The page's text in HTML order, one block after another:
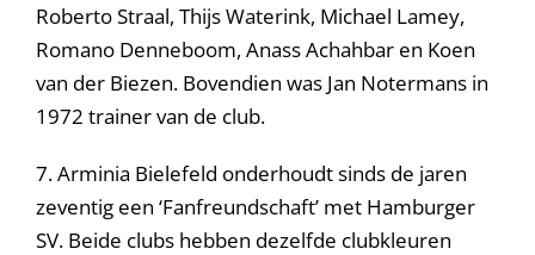
Roberto Straal, Thijs Waterink, Michael Lamey,
Romano Denneboom, Anass Achahbar en Koen
van der Biezen. Bovendien was Jan Notermans in
1972 trainer van de club.
7. Arminia Bielefeld onderhoudt sinds de jaren
zeventig een ‘Fanfreundschaft’ met Hamburger
SV. Beide clubs hebben dezelfde clubkleuren